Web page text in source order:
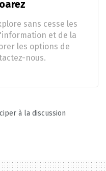
sans cesse les
et de la
les options de
nous.
à la discussion